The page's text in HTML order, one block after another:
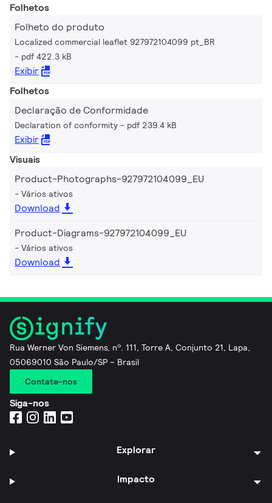
Folhetos
Folheto do produto
Localized commercial leaflet 927972104099 pt_BR
pdf 422.3 kB
Exibir
Folhetos
Declaração de Conformidade
Declaration of conformity pdf 239.4 kB
Exibir
Visuais
Product-Photographs-927972104099_EU
Vários ativos
Download
Product-Diagrams-927972104099_EU
Vários ativos
Download
Rua Werner Von Siemens, nº. 111, Torre A, Conjunto 21, Lapa,
05069010 São Paulo/SP – Brasil
Contate-nos
Siga-nos
Explorar
Impacto